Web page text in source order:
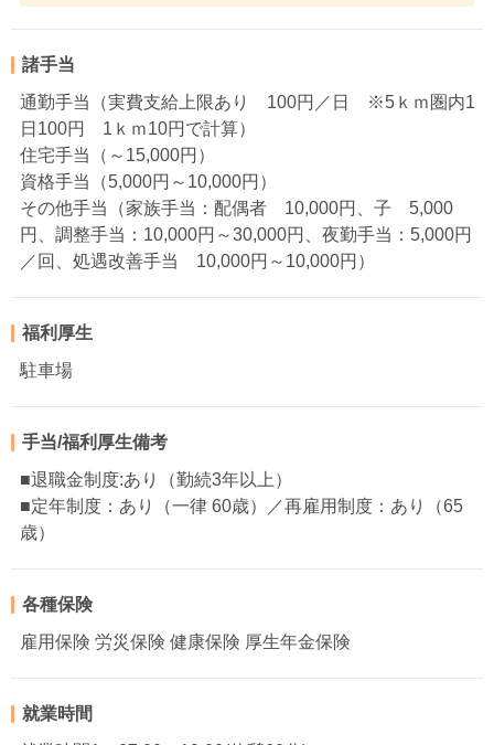
諸手当
通勤手当（実費支給上限あり 100円／日 ※5ｋｍ圏内1
日100円 1ｋｍ10円で計算）
住宅手当（～15,000円）
資格手当（5,000円～10,000円）
その他手当（家族手当：配偶者 10,000円、子 5,000
円、調整手当：10,000円～30,000円、夜勤手当：5,000円
／回、処遇改善手当 10,000円～10,000円）
福利厚生
駐車場
手当/福利厚生備考
■退職金制度:あり（勤続3年以上）
■定年制度：あり（一律 60歳）／再雇用制度：あり（65
歳）
各種保険
雇用保険 労災保険 健康保険 厚生年金保険
就業時間